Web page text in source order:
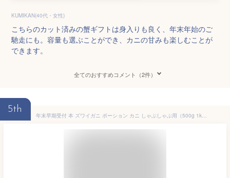
KUMIKAN(40代・女性)
こちらのカット済みの蟹ギフトは身入りも良く、年末年始のご
馳走にも。容量も選ぶことができ、カニの甘みも楽しむことが
できます。
全てのおすすめコメント（2件）
5th
年末早期受付 本 ズワイガニ ポーション カニ しゃぶしゃぶ用（500g 1kg 1.5kg 2kg 3kg）カニ むき身 カニ ポーション 刺身 生食可 殻カット 蟹しゃぶ カニしゃぶ セット かにしゃぶ 御歳暮 ギフト お歳暮 冬ギフト 蟹鍋 カニ鍋 かに鍋 セット かに刺身 年末 年始 年末配送